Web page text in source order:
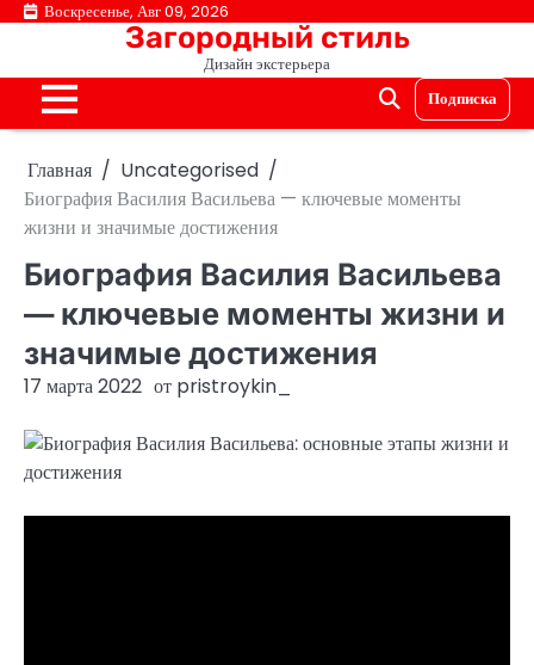
ПерейтиВоскресенье, Авг 09, 2026
Загородный стиль
Дизайн экстерьера
Подписка
Главная
Uncategorised
Биография Василия Васильева — ключевые моменты
жизни и значимые достижения
Биография Василия Васильева
— ключевые моменты жизни и
значимые достижения
17 марта 2022 от pristroykin_